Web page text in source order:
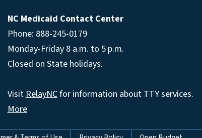
NC Medicaid Contact Center
Phone: 888-245-0179
Monday-Friday 8 a.m. to 5 p.m.
Closed on State holidays.
VisitRelayNCfor information about TTY services.
More